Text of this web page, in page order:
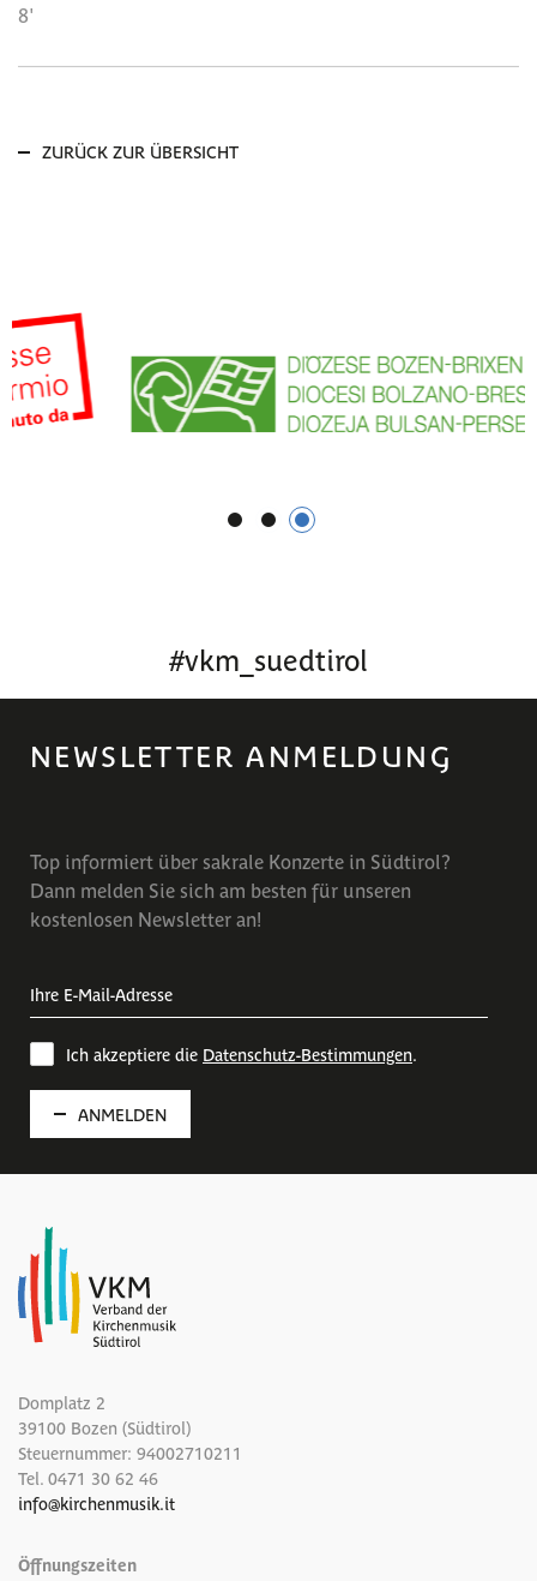
8'
ZURÜCK ZUR ÜBERSICHT
1 2 3
#vkm_suedtirol
NEWSLETTER ANMELDUNG
Top informiert über sakrale Konzerte in Südtirol?
Dann melden Sie sich am besten für unseren
kostenlosen Newsletter an!
Ich akzeptiere die Datenschutz-Bestimmungen.
ANMELDEN
Domplatz 2
39100 Bozen (Südtirol)
Steuernummer: 94002710211
Tel. 0471 30 62 46
info@kirchenmusik.it
Öffnungszeiten